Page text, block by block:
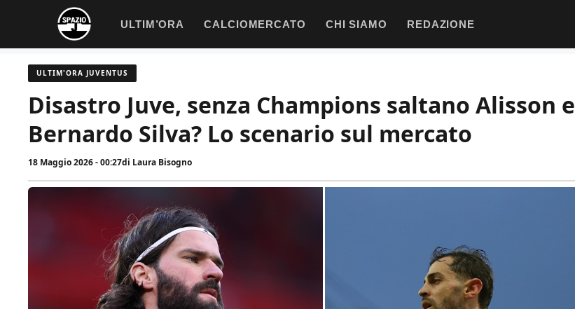
contenuto
ULTIM’ORA CALCIOMERCATO CHI SIAMO REDAZIONE
ULTIM'ORA JUVENTUS
Disastro Juve, senza Champions saltano Alisson e
Bernardo Silva? Lo scenario sul mercato
18 Maggio 2026 - 00:27di Laura Bisogno